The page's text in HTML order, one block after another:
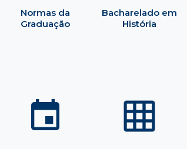
Normas da
Graduação
Bacharelado em
História